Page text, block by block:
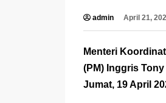
admin April 21,
Menteri
(PM) Inggris
Jumat, 19 April